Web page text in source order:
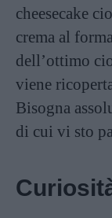
cheesecake
crema al
dell’ottimo
viene
Bisogna
di cui vi sto